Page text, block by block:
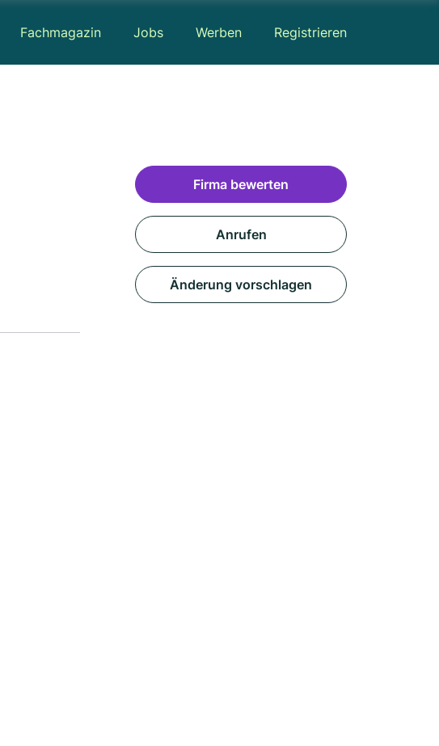
Fachmagazin Jobs Werben Registrieren
Firma bewerten
Anrufen
Änderung vorschlagen